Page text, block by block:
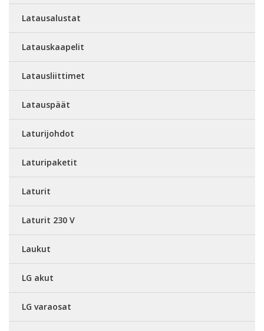
Latausalustat
Latauskaapelit
Latausliittimet
Latauspäät
Laturijohdot
Laturipaketit
Laturit
Laturit 230 V
Laukut
LG akut
LG varaosat